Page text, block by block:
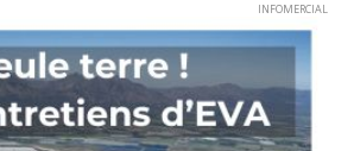
INFOMERCIAL